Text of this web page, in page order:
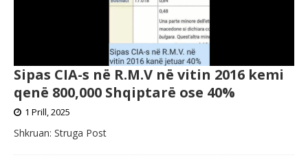
Sipas CIA-s në R.M.V në vitin 2016 kemi
qenë 800,000 Shqiptarë ose 40%
1 Prill, 2025
Shkruan: Struga Post